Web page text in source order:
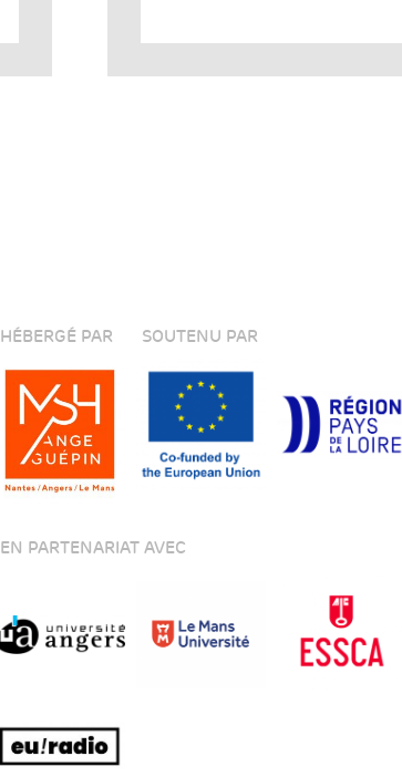
HÉBERGÉ PAR SOUTENU PAR
EN PARTENARIAT AVEC